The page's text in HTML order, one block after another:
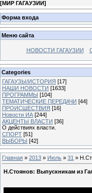
[МИР ГАГАУЗИИ]
Форма входа
Меню сайта
НОВОСТИ ГАГАУЗИИ
Categories
ГАГАУЗЫ/ИСТОРИЯ [17]
НАШИ НОВОСТИ [1633]
ПРОГРАММЫ [104]
ТЕМАТИЧЕСКИЕ ПЕРЕДАЧИ [44]
ПРОИСШЕСТВИЯ [16]
Новости ИА [244]
АКЦЕНТЫ ВЛАСТИ [36]
О действиях власти.
СПОРТ [51]
ВЫБОРЫ [42]
Главная » 2013 » Июль » 31 »
Н.Стоянов: Выпускникам из